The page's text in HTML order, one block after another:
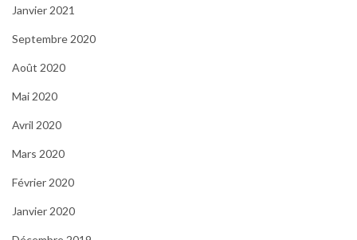
Janvier 2021
Septembre 2020
Août 2020
Mai 2020
Avril 2020
Mars 2020
Février 2020
Janvier 2020